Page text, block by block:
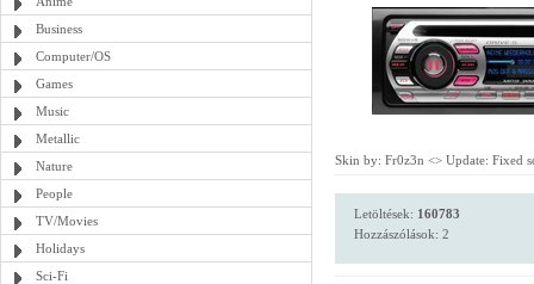
Business
Computer/OS
Games
Music
Metallic
Nature
People
TV/Movies
Holidays
Sci-Fi
Skin by: Fr0z3n <> Update: Fixed
Letöltések: 160783
Hozzászólások: 2